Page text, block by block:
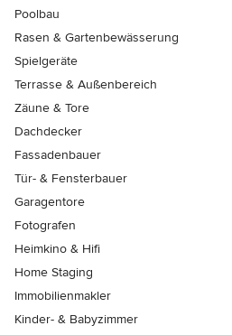
Poolbau
Rasen & Gartenbewässerung
Spielgeräte
Terrasse & Außenbereich
Zäune & Tore
Dachdecker
Fassadenbauer
Tür- & Fensterbauer
Garagentore
Fotografen
Heimkino & Hifi
Home Staging
Immobilienmakler
Kinder- & Babyzimmer